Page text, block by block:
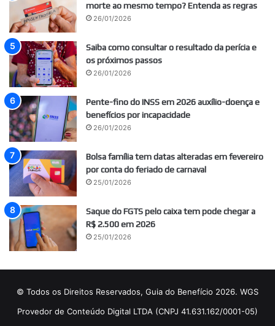
morte ao mesmo tempo? Entenda as regras
26/01/2026
Saiba como consultar o resultado da perícia e
os próximos passos
26/01/2026
Pente-fino do INSS em 2026 auxílio-doença e
benefícios por incapacidade
26/01/2026
Bolsa família tem datas alteradas em fevereiro
por conta do feriado de carnaval
25/01/2026
Saque do FGTS pelo caixa tem pode chegar a
R$ 2.500 em 2026
25/01/2026
© Todos os Direitos Reservados, Guia do Benefício 2026. WGS
Provedor de Conteúdo Digital LTDA (CNPJ 41.631.162/0001-05)